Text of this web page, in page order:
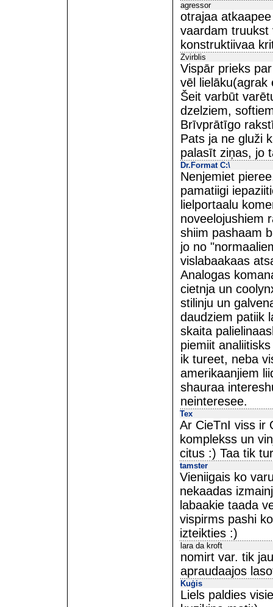
agressor
otrajaa
vaardam
konstruktiivaa
Zvirblis
Vispār prieks
vēl lielāku(agrak
Šeit varbūt
dzelziem,
Brīvprātīgo
Pats ja ne gluži
palasīt ziņas, jo
Dr.Format C:\
Nenjemiet
pamatiigi
lielportaalu
noveelojushiem
shiim pashaam
jo no
vislabaakaas
Analogas
cietnja un
stilinju un
daudziem patiik
skaita
piemiit
ik tureet, neba
amerikaanjiem
shauraa
neinteresee.
Tex
Ar CieTnI viss ir
komplekss un
citus :) Taa tik
tamster
Vieniigais ko
nekaadas
labaakie taada
vispirms pashi
izteikties :)
lara da kroft
nomirt var. tik
apraudaajos
Kuģis
Liels paldies